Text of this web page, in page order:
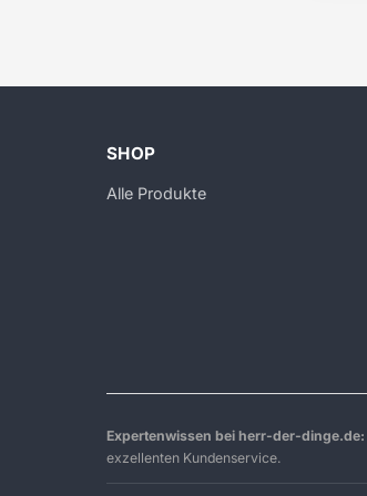
SHOP
Alle Produkte
Expertenwissen bei herr-der-dinge.de:
exzellenten Kundenservice.